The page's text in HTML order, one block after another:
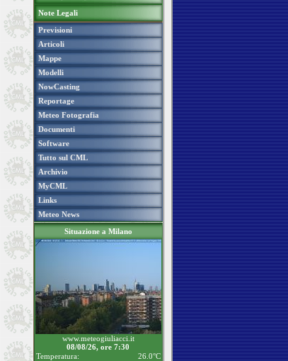
Note Legali
Previsioni
Articoli
Mappe
Modelli
NowCasting
Reportage
Meteo Fotografia
Documenti
Software
Tutto sul CML
Archivio
MyCML
Links
Meteo News
Situazione a Milano
www.meteogiuliacci.it
08/08/26, ore 7:30
Temperatura:
26.0°C